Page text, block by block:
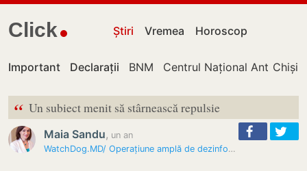
Click Știri Vremea Horoscop
Important Declarații BNM Centrul Național
“ Un subiect menit să stârnească repulsie
Maia Sandu, un an
WatchDog.MD/ Operațiune amplă de dezinformare cu țintă directă asupra…